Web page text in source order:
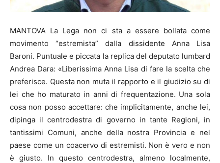
MANTOVA La Lega non ci sta a essere bollata come
movimento “estremista” dalla dissidente Anna Lisa
Baroni. Puntuale e piccata la replica del deputato lumbard
Andrea Dara: «Liberissima Anna Lisa di fare la scelta che
preferisce. Questa non muta il rapporto e il giudizio su di
lei che ho maturato in anni di frequentazione. Una sola
cosa non posso accettare: che implicitamente, anche lei,
dipinga il centrodestra di governo in tante Regioni, in
tantissimi Comuni, anche della nostra Provincia e nel
paese come un coacervo di estremisti. Non è vero e non
è giusto. In questo centrodestra, almeno localmente,